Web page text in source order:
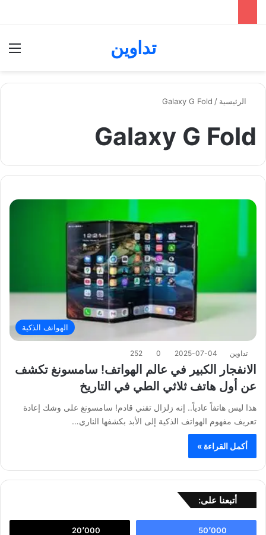
تداوين
الرئيسية /
Galaxy G Fold
Galaxy G Fold
الهواتف الذكية
تداوين 2025-07-04
0
252
الانفجار الكبير في عالم الهواتف! سامسونغ تكشف
عن أول هاتف ثلاثي الطي في التاريخ
هذا ليس هاتفاً عادياً.. إنه زلزال تقني قادم! سامسونغ على وشك إعادة
تعريف مفهوم الهواتف الذكية إلى الأبد بكشفها الناري…
أكمل القراءة »
أتبعنا على:
50٬000 20٬000